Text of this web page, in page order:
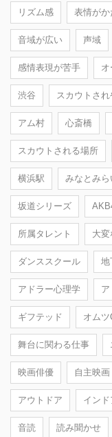
リズム感 表情がか
音域が広い 声域
感情表現が苦手
渋谷 スカウトさ
アム村 心斎橋
スカウトされる場所
横浜駅 みなとみら
坂道シリーズ
所属タレント 大変
ダンススクール 地
アドラー心理学
ギフテッド オムツ
舞台に関わる仕事
映画俳優 自主映画
アウトドア インド
音読 読み聞かせ